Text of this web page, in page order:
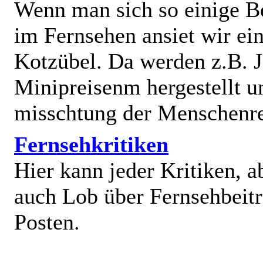
Wenn man sich so einige
im Fernsehen ansiet wir
Kotzübel. Da werden z.B.
Minipreisenm hergestellt
misschtung der
Fernsehkritiken
Hier kann jeder Kritiken,
auch Lob über
Posten.